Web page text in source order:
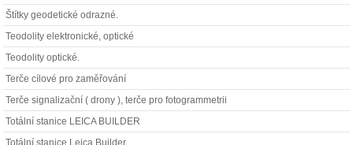
Štítky geodetické odrazné.
Teodolity elektronické, optické
Teodolity optické.
Terče cílové pro zaměřování
Terče signalizační ( drony ), terče pro fotogrammetrii
Totální stanice LEICA BUILDER
Totální stanice Leica Builder.